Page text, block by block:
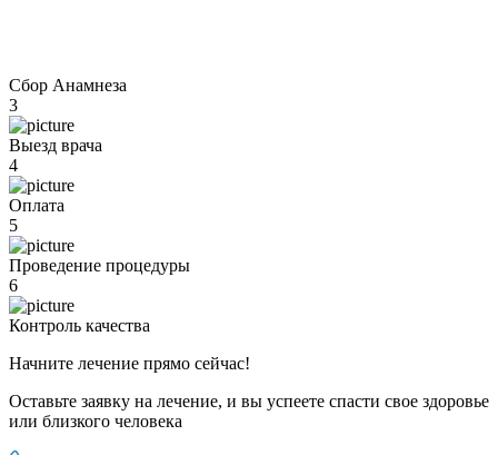
Сбор Анамнеза
3
Выезд врача
4
Оплата
5
Проведение процедуры
6
Контроль качества
Начните лечение прямо сейчас!
Оставьте заявку на лечение, и вы успеете спасти свое здоровье
или близкого человека